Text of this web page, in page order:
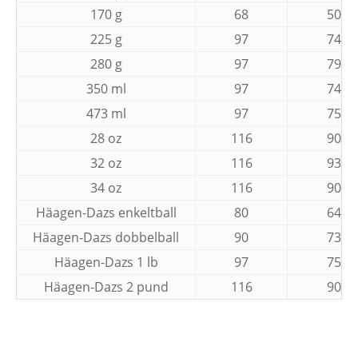
170 g
68
50
225 g
97
74
280 g
97
79
350 ml
97
74
473 ml
97
75
28 oz
116
90
32 oz
116
93
34 oz
116
90
Häagen-Dazs enkeltball
80
64
Häagen-Dazs dobbelball
90
73
Häagen-Dazs 1 lb
97
75
Häagen-Dazs 2 pund
116 90